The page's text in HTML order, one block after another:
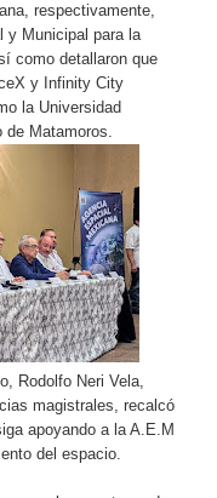
respectivamente,
y Municipal para la
como detallaron que
y Infinity City
la Universidad
de Matamoros.
Rodolfo Neri Vela,
magistrales, recalcó
apoyando a la A.E.M
del espacio.